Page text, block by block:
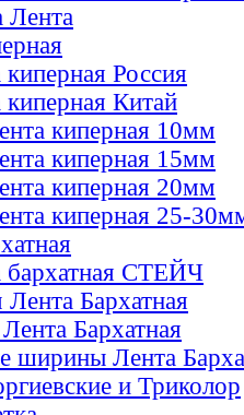
Лента
Россия
киперная Китай
киперная 10мм
киперная 15мм
киперная 20мм
киперная 25-
бархатная СТЕЙЧ
Бархатная
Бархатная
ширины Лента
и Триколор